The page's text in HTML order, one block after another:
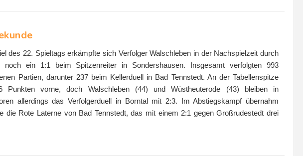
des 22. Spieltags erkämpfte sich Verfolger Walschleben in der Nachspielzeit durch
noch ein 1:1 beim Spitzenreiter in Sondershausen. Insgesamt verfolgten 993
Partien, darunter 237 beim Kellerduell in Bad Tennstedt. An der Tabellenspitze
Punkten vorne, doch Walschleben (44) und Wüstheuterode (43) bleiben in
allerdings das Verfolgerduell in Borntal mit 2:3. Im Abstiegskampf übernahm
Rote Laterne von Bad Tennstedt, das mit einem 2:1 gegen Großrudestedt drei